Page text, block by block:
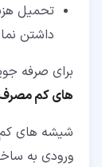
تحمیل
داشتن نما
برای صرفه
های کم
شیشه های کم
ورودی به